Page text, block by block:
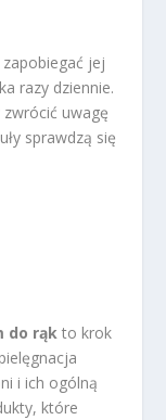
jej
razy dziennie.
uwagę
sprawdzą się
do rąk to krok
i ich ogólną
które